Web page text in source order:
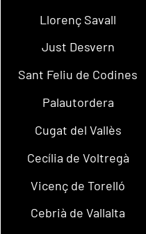
Llorenç Savall
Just Desvern
Sant Feliu de Codines
Palautordera
Cugat del Vallès
Cecília de Voltregà
Vicenç de Torelló
Cebrià de Vallalta